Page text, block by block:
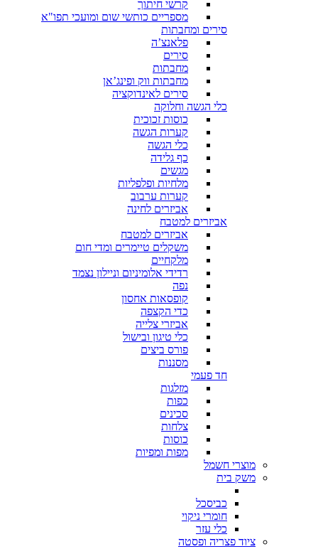
קרשי חיתוך
מספריים כותשי שום ומועכי תפו"א
סירים ומחבתות
פלאנצ’ה
סירים
מחבתות
מחבתות ווק ופינג’אן
סירים לאינדוקציה
כלי הגשה וחלוקה
כוסות זכוכית
קערות הגשה
כלי הגשה
כף גלידה
מגשים
מלחיות ופלפליות
קערות ערבוב
אביזרים לחינה
אביזרים למטבח
אביזרים למטבח
משקלים טיימרים ומדי חום
מלקחיים
רדידי אלומיניום וניילון נצמד
נפה
קופסאות אחסון
כדי הקצפה
אביזרי צלייה
כלי טיגון ובישול
פורס ביצים
מסננות
חד פעמי
מזלגות
כפות
סכינים
צלחות
כוסות
מפות ומפיות
מוצרי חשמל
משק בית
כביסכל
חומרי ניקוי
כלי עזר
ציוד פצריה ופסטה